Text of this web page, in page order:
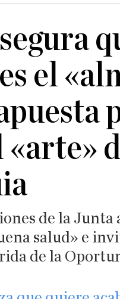
el
de la Junta
salud» e
de la